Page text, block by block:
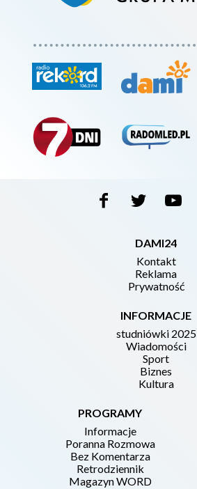
DAMI24
Kontakt
Reklama
Prywatność
INFORMACJE
studniówki 2025
Wiadomości
Sport
Biznes
Kultura
PROGRAMY
Informacje
Poranna Rozmowa
Bez Komentarza
Retrodziennik
Magazyn WORD